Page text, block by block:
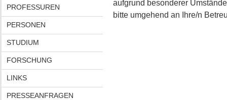
PROFESSUREN
PERSONEN
STUDIUM
FORSCHUNG
LINKS
PRESSEANFRAGEN
aufgrund besonderer
bitte umgehend an Ihre/n